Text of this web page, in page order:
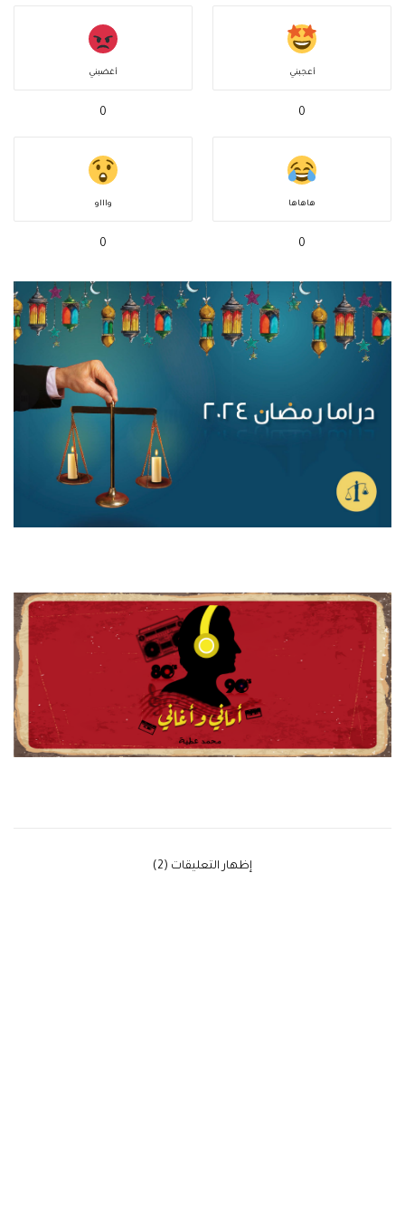
أعجبني
0
أغضبني
0
هاهاها
0
واااو
0
‫إظهار التعليقات (2)